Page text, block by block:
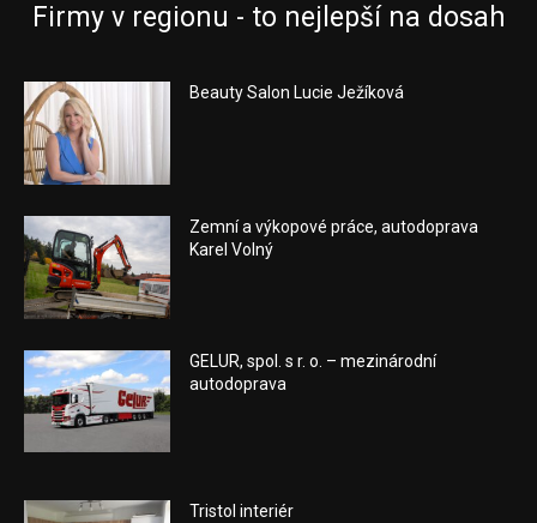
Firmy v regionu - to nejlepší na dosah
Beauty Salon Lucie Ježíková
Zemní a výkopové práce, autodoprava
Karel Volný
GELUR, spol. s r. o. – mezinárodní
autodoprava
Tristol interiér